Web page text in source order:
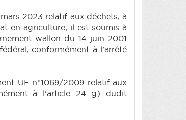
2023 relatif aux déchets, à
en agriculture, il est soumis à
wallon du 14 juin 2001
conformément à l’arrêté
UE n°1069/2009 relatif aux
à l’article 24 g) dudit